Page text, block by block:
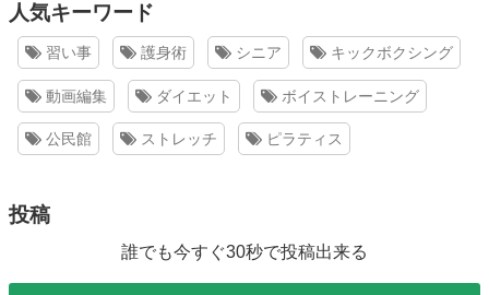
人気キーワード
習い事 護身術 シニア キックボクシング
動画編集 ダイエット ボイストレーニング
公民館 ストレッチ ピラティス
投稿
誰でも今すぐ30秒で投稿出来る